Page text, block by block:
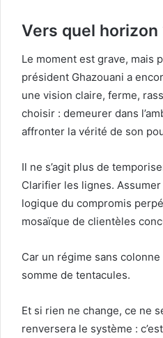
Vers quel horizon
Le moment est grave, mais
président Ghazouani a
une vision claire, ferme,
choisir : demeurer dans
affronter la vérité de son
Il ne s’agit plus de
Clarifier les lignes.
logique du compromis
mosaïque de clientèles
Car un régime sans colonne
somme de tentacules.
Et si rien ne change, ce ne
renversera le système :